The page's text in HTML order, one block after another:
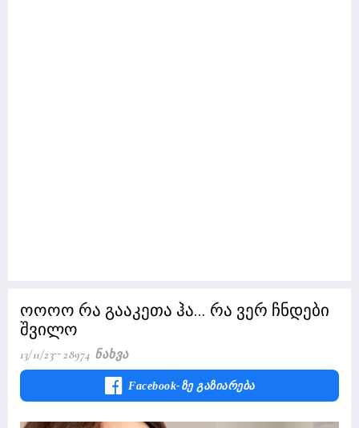
ოოოო რა გააკეთა ჰა... რა ვერ ჩნდები
შვილო
13/11/23 28974 Ნახვა
Facebook-Ზე Გაზიარება